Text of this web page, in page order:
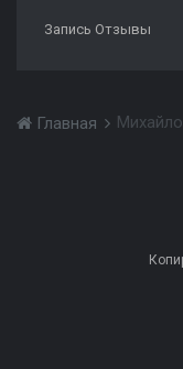
Запись Отзывы
Главная